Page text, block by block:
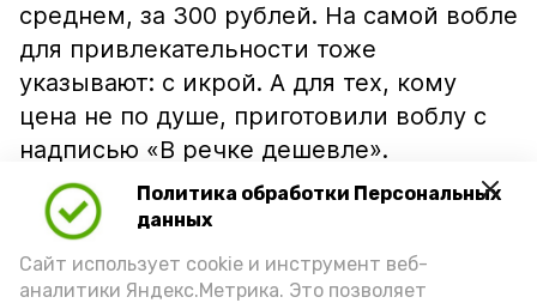
Политика обработки Персональных
данных
Сайт использует cookie и инструмент веб-
аналитики Яндекс.Метрика. Это позволяет
среднем, за 300 рублей. На самой вобле
для привлекательности тоже
указывают: с икрой. А для тех, кому
цена не по душе, приготовили воблу с
надписью «В речке дешевле».